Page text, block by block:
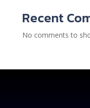
Recent
No comments to